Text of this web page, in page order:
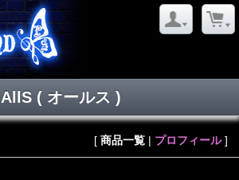
AllS ( オールス )
[ 商品一覧 | プロフィール]